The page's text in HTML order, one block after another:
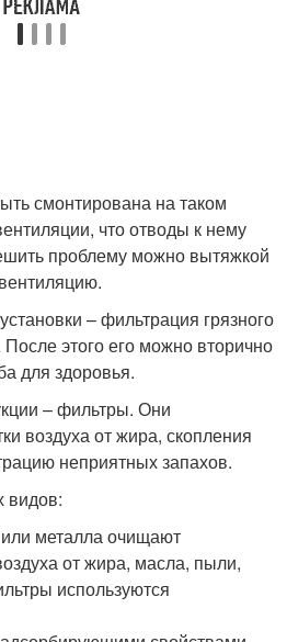
смонтирована на таком
что отводы к нему
проблему можно вытяжкой
– фильтрация грязного
После этого его можно вторично
для здоровья.
– фильтры. Они
воздуха от жира, скопления
неприятных запахов.
видов:
металла очищают
от жира, масла, пыли,
используются